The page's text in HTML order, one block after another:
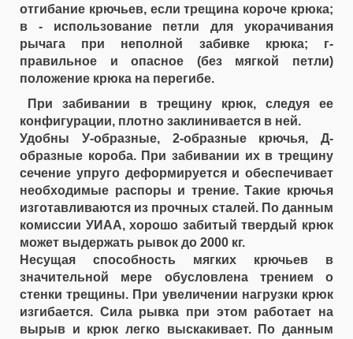
отгибание крючьев, если трещина короче крюка;
в - использование петли для укорачивания
рычага при неполной забивке крюка; г-
правильное и опасное (без мягкой петли)
положение крюка на перегибе.
При забивании в трещину крюк, следуя ее
конфигурации, плотно заклинивается в ней.
Удобны У-образные, 2-образные крючья, Д-
образные короба. При забивании их в трещину
сечение упруго деформируется и обеспечивает
необходимые распоры и трение. Такие крючья
изготавливаются из прочных сталей. По данным
комиссии УИАА, хорошо забитый твердый крюк
может выдержать рывок до 2000 кг.
Несущая способность мягких крючьев в
значительной мере обусловлена трением о
стенки трещины. При увеличении нагрузки крюк
изгибается. Сила рывка при этом работает на
вырыв и крюк легко выскакивает. По данным